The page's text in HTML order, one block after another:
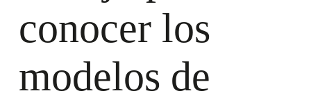
conocer los
modelos de